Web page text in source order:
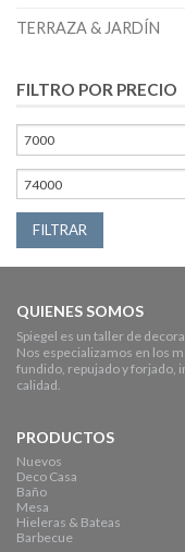
TERRAZA & JARDÍN
FILTRO POR PRECIO
FILTRAR
QUIENES SOMOS
Spiegel es un taller de
Nos especializamos en los
fundido, repujado y forjado,
calidad.
PRODUCTOS
Nuevos
Deco Casa
Baño
Mesa
Hieleras & Bateas
Barbecue